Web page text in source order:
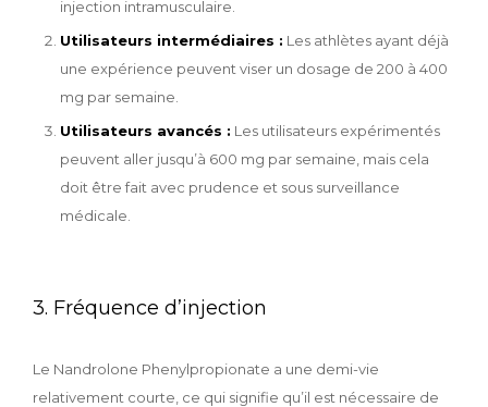
injection intramusculaire.
Utilisateurs intermédiaires : Les athlètes ayant déjà
une expérience peuvent viser un dosage de 200 à 400
mg par semaine.
Utilisateurs avancés : Les utilisateurs expérimentés
peuvent aller jusqu’à 600 mg par semaine, mais cela
doit être fait avec prudence et sous surveillance
médicale.
3. Fréquence d’injection
Le Nandrolone Phenylpropionate a une demi-vie
relativement courte, ce qui signifie qu’il est nécessaire de